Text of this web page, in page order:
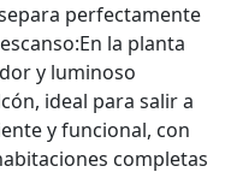
perfectamente
la planta
y luminoso
ideal para salir a
y funcional, con
completas